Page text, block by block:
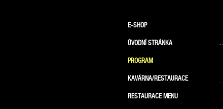
E-SHOP
ÚVODNÍ STRÁNKA
PROGRAM
KAVÁRNA/RESTAURACE
RESTAURACE MENU